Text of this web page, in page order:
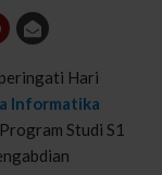
Hari
Informatika
Studi S1